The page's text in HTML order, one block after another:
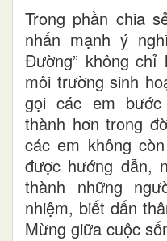
Trong phần chia
nhấn mạnh ý
Đường” không chỉ
môi trường sinh
gọi các em
thành hơn trong
các em không
được hướng dẫn,
thành những
nhiệm, biết dấn
Mừng giữa cuộc